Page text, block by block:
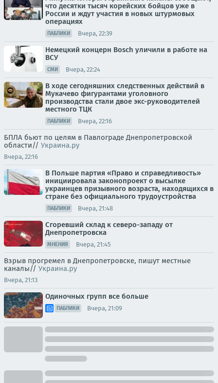
что десятки тысяч корейских бойцов уже в
России и ждут участия в новых штурмовых
операциях
ПАБЛИКИ Вчера, 22:39
Немецкий концерн Bosch уличили в работе на
ВСУ
СМИ Вчера, 22:24
В ходе сегодняшних следственных действий в
Мукачево фигурантами уголовного
производства стали двое экс-руководителей
местного ТЦК
ПАБЛИКИ Вчера, 22:16
БПЛА бьют по целям в Павлограде Днепропетровской
области// Украина.ру
Вчера, 22:16
В Польше партия «Право и справедливость»
инициировала законопроект о высылке
украинцев призывного возраста, находящихся в
стране без официального трудоустройства
ПАБЛИКИ Вчера, 21:48
Сгоревший склад к северо-западу от
Днепропетровска
МНЕНИЯ Вчера, 21:45
Взрыв прогремел в Днепропетровске, пишут местные
каналы// Украина.ру
Вчера, 21:13
Одиночных групп все больше
ПАБЛИКИ Вчера, 21:09